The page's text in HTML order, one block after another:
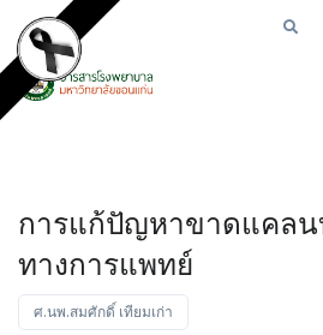
การแก้ปัญหาขาดแคลน
ทางการแพทย์
ศ.นพ.สมศักดิ์ เทียมเก่า